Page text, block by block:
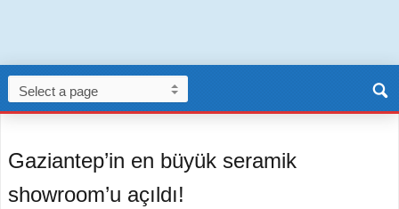
Gaziantep’in en büyük seramik
showroom’u açıldı!